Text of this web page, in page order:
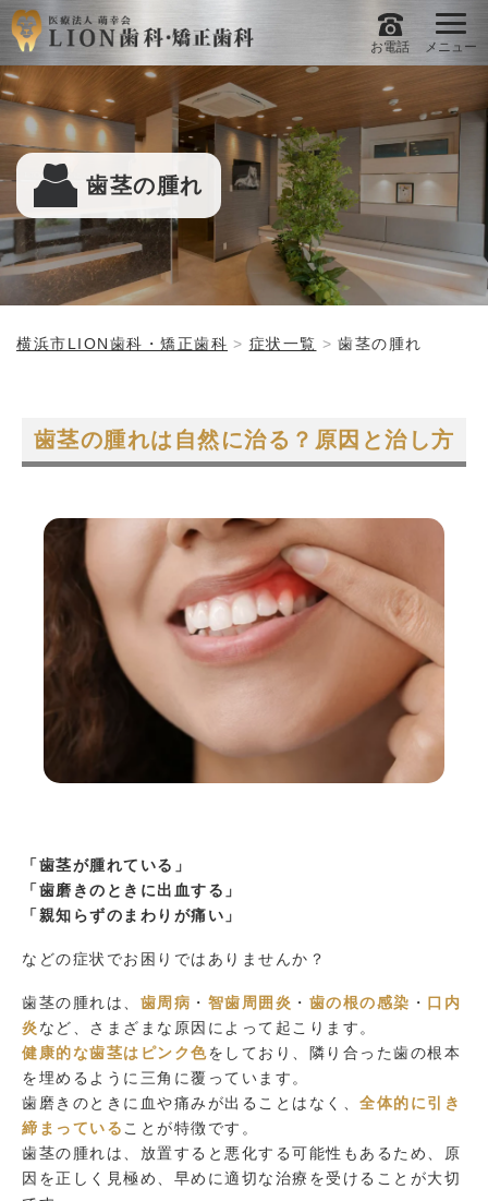
お電話 メニュー
歯茎の腫れ
横浜市LION歯科・矯正歯科 症状一覧 歯茎の腫れ
歯茎の腫れは自然に治る？原因と治し方
「歯茎が腫れている」
「歯磨きのときに出血する」
「親知らずのまわりが痛い」
などの症状でお困りではありませんか？
歯茎の腫れは、 歯周病 ・ 智歯周囲炎 ・ 歯の根の感染 ・ 口内
炎 など、さまざまな原因によって起こります。
健康的な歯茎はピンク色をしており、隣り合った歯の根本
を埋めるように三角に覆っています。
歯磨きのときに血や痛みが出ることはなく、 全体的に引き
締まっている ことが特徴です。
歯茎の腫れは、放置すると悪化する可能性もあるため、原
因を正しく見極め、早めに適切な治療を受けることが大切